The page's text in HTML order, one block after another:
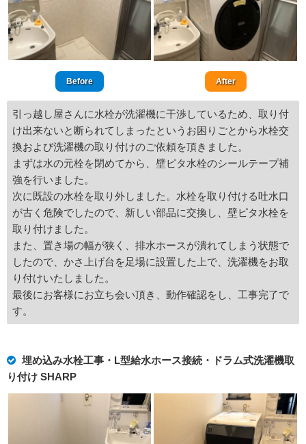
Before After
引っ越し屋さんに水栓が洗濯機に干渉しているため、取り付
け出来ないと断られてしまったというお困りごとから水栓交
換および洗濯機の取り付けのご依頼を頂きました。
まずは水の元栓を閉めてから、壁ピタ水栓のシールテープ補
強を行いました。
次に既設の水栓を取り外しました。水栓を取り付ける吐水口
が古く危険でしたので、新しい部品に交換し、壁ピタ水栓を
取り付けました。
また、置き場の幅が狭く、排水ホースが潰れてしまう状態で
したので、かさ上げ台を足場に設置した上で、洗濯機をお取
り付けいたしました。
最後にお客様にお立ち会い頂き、動作確認をし、工事完了で
す。
埋め込み水栓工事・L型給水ホース接続・ドラム式洗濯機取
り付け SHARP